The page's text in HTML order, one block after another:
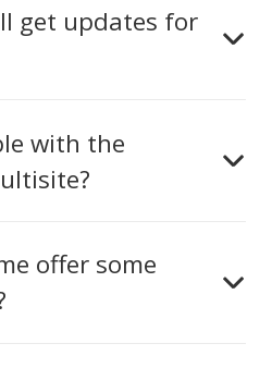
get updates for
with the
offer some